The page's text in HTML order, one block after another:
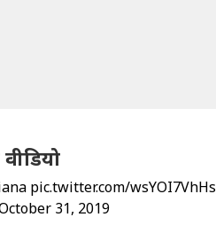
pic.twitter.com/wsYOI7VhHs
31, 2019